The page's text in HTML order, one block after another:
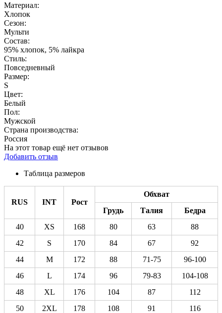
Материал:
Хлопок
Сезон:
Мульти
Состав:
95% хлопок, 5% лайкра
Стиль:
Повседневный
Размер:
S
Цвет:
Белый
Пол:
Мужской
Страна производства:
Россия
На этот товар ещё нет отзывов
Добавить отзыв
Таблица размеров
RUS INT Рост
Обхват
Грудь
Талия
Бедра
40
XS 168 80 63
88
42
S 170 84 67
92
44
M 172 88 71-75
96-100
46
L 174 96 79-83
104-108
48
XL 176 104 87
112
50
2XL 178 108 91 116